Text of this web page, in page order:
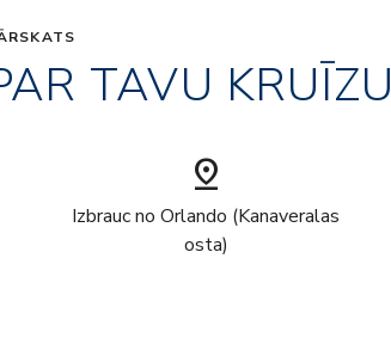
TAVU KRUĪZU
pin_drop
Izbrauc no Orlando (Kanaveralas
osta)